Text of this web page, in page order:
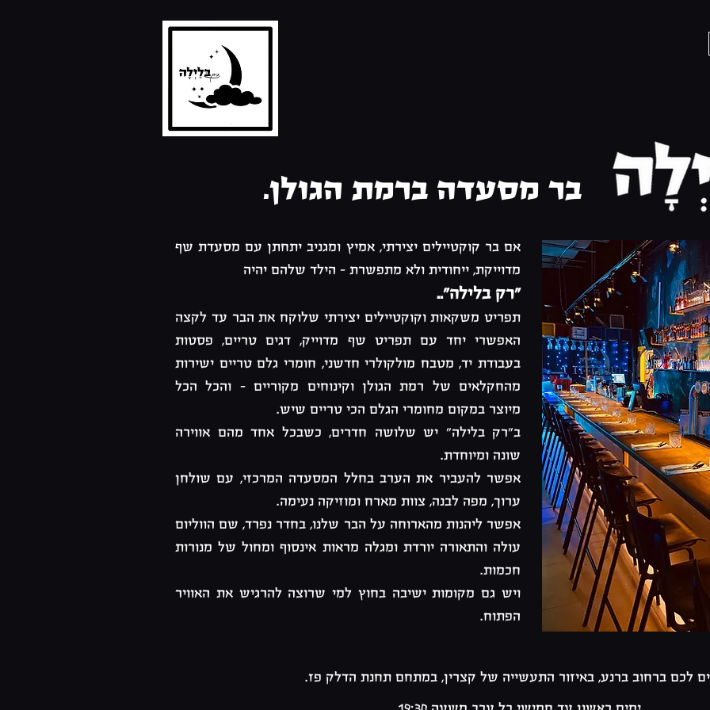
אם בר קוקטיילים יצירתי, אמיץ ומגניב יתחתן עם מסעדת שף
מדוייקת, ייחודית ולא מתפשרת - הילד שלהם יהיה
"רק בלילה"..
תפריט משקאות וקוקטיילים יצירתי שלוקח את הבר עד לקצה
האפשרי יחד עם תפריט שף מדוייק, דגים טריים, פסטות
בעבודת יד, מטבח מולקולרי חדשני, חומרי גלם טריים ישירות
מהחקלאים של רמת הגולן וקינוחים מקוריים - והכל הכל
מיוצר במקום מחומרי הגלם הכי טריים שיש.
ב"רק בלילה" יש שלושה חדרים, כשבכל אחד מהם אווירה
שונה ומיוחדת.
אפשר להעביר את הערב בחלל המסעדה המרכזי, עם שולחן
ערוך, מפה לבנה, צוות מארח ומוזיקה נעימה.
אפשר ליהנות מהארוחה על הבר שלנו, בחדר נפרד, שם הווליום
עולה והתאורה יורדת ומגלה מראות אינסוף ומחול של מנורות
חכמות.
ויש גם מקומות ישיבה בחוץ למי שרוצה להרגיש את האוויר
הפתוח.
בר מסעדה ברמת הגולן.
לכם ברחוב ברנע, באיזור התעשייה של קצרין,במתחם תחנת הדלק פז.